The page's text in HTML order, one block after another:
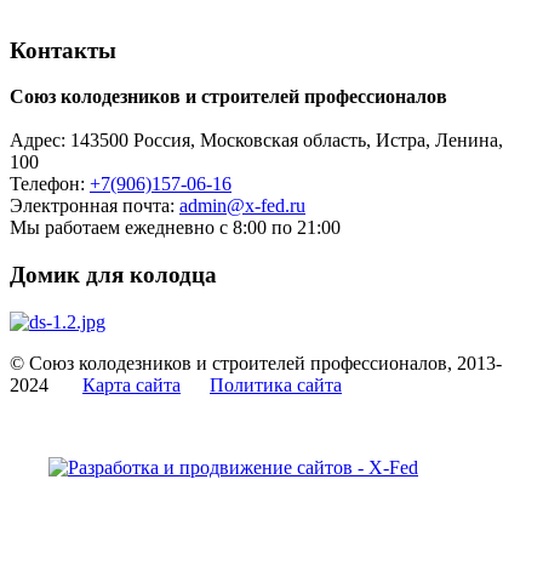
Контакты
Союз колодезников и строителей профессионалов
Адрес: 143500 Россия, Московская область, Истра, Ленина,
100
Телефон: +7(906)157-06-16
Электронная почта: admin@x-fed.ru
Мы работаем ежедневно с 8:00 по 21:00
Домик для колодца
© Союз колодезников и строителей профессионалов, 2013-
2024 Карта сайта Политика сайта